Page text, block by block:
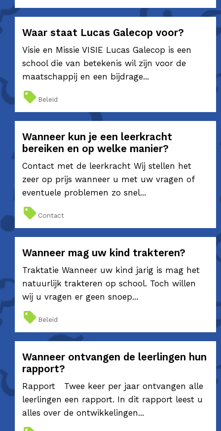
Waar staat Lucas Galecop voor?
Visie en Missie VISIE Lucas Galecop is een
school die van betekenis wil zijn voor de
maatschappij en een bijdrage...
Beleid
Wanneer kun je een leerkracht
bereiken en op welke manier?
Contact met de leerkracht Wij stellen het
zeer op prijs wanneer u met uw vragen of
eventuele problemen zo snel...
Contact
Wanneer mag uw kind trakteren?
Traktatie Wanneer uw kind jarig is mag het
natuurlijk trakteren op school. Toch willen
wij u vragen er geen snoep...
Beleid
Wanneer ontvangen de leerlingen hun
rapport?
Rapport Twee keer per jaar ontvangen alle
leerlingen een rapport. In dit rapport leest u
alles over de ontwikkelingen...